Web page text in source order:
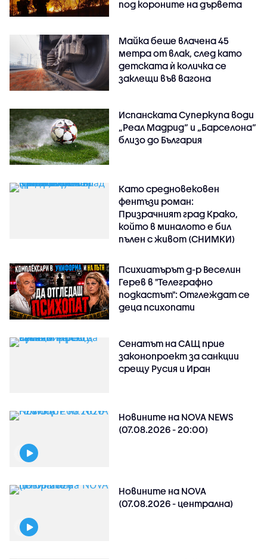
под короните на дървета
Майка беше влачена 45
метра от влак, след като
детската ѝ количка се
заклещи във вагона
Испанската Суперкупа води
„Реал Мадрид“ и „Барселона“
близо до България
Като средновековен
фентъзи роман:
Призрачният град Крако,
който в миналото е бил
пълен с живот (СНИМКИ)
Психиатърът д-р Веселин
Герев в "Телеграфно
подкастът": Отглеждат се
деца психопати
Сенатът на САЩ прие
законопроект за санкции
срещу Русия и Иран
Новините на NOVA NEWS
(07.08.2026 - 20:00)
Новините на NOVA
(07.08.2026 - централна)